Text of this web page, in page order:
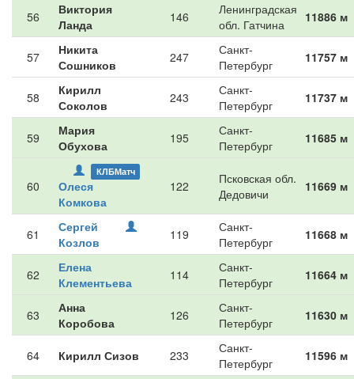
56
Виктория
Ланда
146
Ленинградская
обл. Гатчина
11886 м
57
Никита
Сошников
247
Санкт-
Петербург
11757 м
58
Кирилл
Соколов
243
Санкт-
Петербург
11737 м
59
Мария
Обухова
195
Санкт-
Петербург
11685 м
60
КЛБМатч
Олеся
Комкова
122
Псковская обл.
Дедовичи
11669 м
61
Сергей
Козлов
119
Санкт-
Петербург
11668 м
62
Елена
Клементьева
114
Санкт-
Петербург
11664 м
63
Анна
Коробова
126
Санкт-
Петербург
11630 м
64 Кирилл Сизов 233
Санкт-
Петербург
11596 м